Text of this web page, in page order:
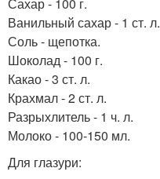
Сахар - 100 г.
Ванильный сахар - 1 ст. л.
Соль - щепотка.
Шоколад - 100 г.
Какао - 3 ст. л.
Крахмал - 2 ст. л.
Разрыхлитель - 1 ч. л.
Молоко - 100-150 мл.
Для глазури: